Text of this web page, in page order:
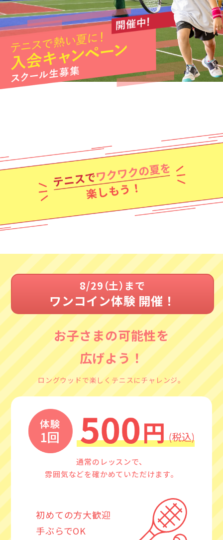
8/29（土）まで
ワンコイン体験 開催！
お子さまの可能性を
広げよう！
ロングウッドで楽しくテニスにチャレンジ。
通常のレッスンで、
雰囲気などを確かめていただけます。
初めての方大歓迎
手ぶらでOK